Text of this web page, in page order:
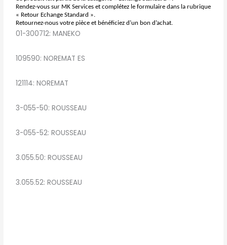
Rendez-vous sur MK Services et complétez le formulaire dans la rubrique
« Retour Echange Standard ».
Retournez-nous votre pièce et bénéficiez d’un bon d’achat.
01-300712: MANEKO
109590: NOREMAT ES
121114: NOREMAT
3-055-50: ROUSSEAU
3-055-52: ROUSSEAU
3.055.50: ROUSSEAU
3.055.52: ROUSSEAU